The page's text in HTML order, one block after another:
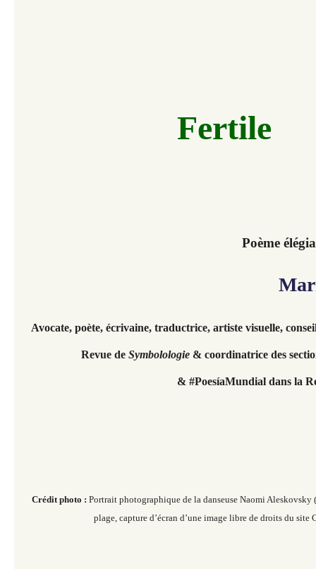
Fertile
Poème
Avocate, poète, écrivaine, traductrice, artiste visuelle,
Revue de Symbolologie & coordinatrice des
& #PoesíaMundial dans la
Crédit photo : Portrait photographique de la danseuse Naomi Aleskovsky
plage, capture d’écran d’une image libre de droits du site